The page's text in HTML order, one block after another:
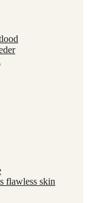
flawless skin